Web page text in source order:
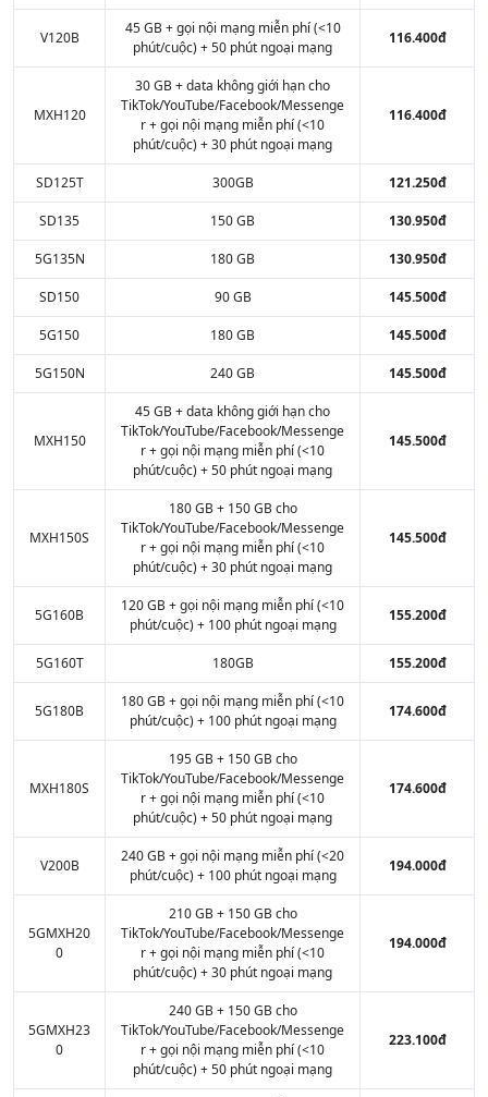
V120B
45 GB + gọi nội mạng miễn phí (<10
phút/cuộc) + 50 phút ngoại mạng
116.400đ
MXH120
30 GB + data không giới hạn cho
TikTok/YouTube/Facebook/Messenge
r + gọi nội mạng miễn phí (<10
phút/cuộc) + 30 phút ngoại mạng
116.400đ
SD125T 300GB 121.250đ
SD135 150 GB 130.950đ
5G135N 180 GB 130.950đ
SD150 90 GB 145.500đ
5G150 180 GB 145.500đ
5G150N 240 GB 145.500đ
MXH150
45 GB + data không giới hạn cho
TikTok/YouTube/Facebook/Messenge
r + gọi nội mạng miễn phí (<10
phút/cuộc) + 50 phút ngoại mạng
145.500đ
MXH150S
180 GB + 150 GB cho
TikTok/YouTube/Facebook/Messenge
r + gọi nội mạng miễn phí (<10
phút/cuộc) + 30 phút ngoại mạng
145.500đ
5G160B
120 GB + gọi nội mạng miễn phí (<10
phút/cuộc) + 100 phút ngoại mạng
155.200đ
5G160T 180GB 155.200đ
5G180B
180 GB + gọi nội mạng miễn phí (<10
phút/cuộc) + 100 phút ngoại mạng
174.600đ
MXH180S
195 GB + 150 GB cho
TikTok/YouTube/Facebook/Messenge
r + gọi nội mạng miễn phí (<10
phút/cuộc) + 50 phút ngoại mạng
174.600đ
V200B
240 GB + gọi nội mạng miễn phí (<20
phút/cuộc) + 100 phút ngoại mạng
194.000đ
5GMXH20
0
210 GB + 150 GB cho
TikTok/YouTube/Facebook/Messenge
r + gọi nội mạng miễn phí (<10
phút/cuộc) + 30 phút ngoại mạng
194.000đ
5GMXH23
0
240 GB + 150 GB cho
TikTok/YouTube/Facebook/Messenge
r + gọi nội mạng miễn phí (<10
phút/cuộc) + 50 phút ngoại mạng
223.100đ